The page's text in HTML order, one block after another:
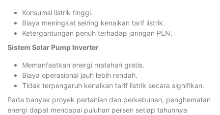
Konsumsi listrik tinggi.
Biaya meningkat seiring kenaikan tarif listrik.
Ketergantungan penuh terhadap jaringan PLN.
Sistem Solar Pump Inverter
Memanfaatkan energi matahari gratis.
Biaya operasional jauh lebih rendah.
Tidak terpengaruh kenaikan tarif listrik secara signifikan.
Pada banyak proyek pertanian dan perkebunan, penghematan
energi dapat mencapai puluhan persen setiap tahunnya